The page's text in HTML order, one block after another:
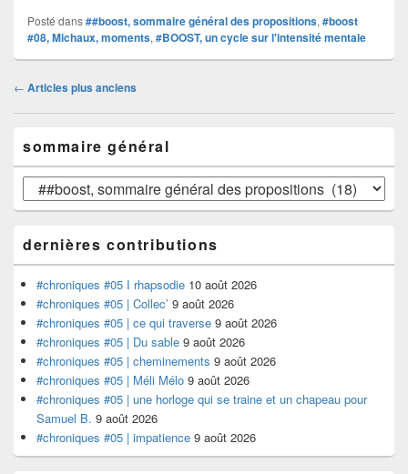
Posté dans##boost, sommaire général des propositions, #boost
#08, Michaux, moments, #BOOST, un cycle sur l'intensité mentale
Navigation
articles
← Articles plus anciens
principale
de
widget
pour
la
latérale
sommaire général
sommaire
général
dernières contributions
#chroniques #05 I rhapsodie 10 août 2026
#chroniques #05 | Collec’ 9 août 2026
#chroniques #05 | ce qui traverse 9 août 2026
#chroniques #05 | Du sable 9 août 2026
#chroniques #05 | cheminements 9 août 2026
#chroniques #05 | Méli Mélo 9 août 2026
#chroniques #05 | une horloge qui se traine et un chapeau pour
Samuel B. 9 août 2026
#chroniques #05 | impatience 9 août 2026